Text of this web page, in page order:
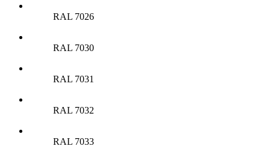
RAL 7026
RAL 7030
RAL 7031
RAL 7032
RAL 7033